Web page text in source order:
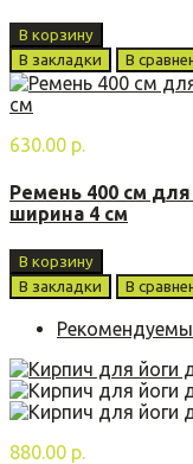
В корзину
В закладки
В
630.00 р.
Ремень 400 см
ширина 4 см
В корзину
В закладки
В
880.00 р.